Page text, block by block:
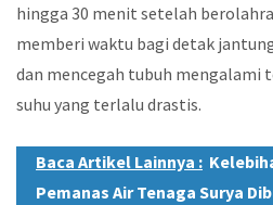
hingga 30 menit setelah
memberi waktu bagi detak
dan mencegah tubuh mengalami
suhu yang terlalu drastis.
Baca Artikel Lainnya :
Pemanas Air Tenaga Surya